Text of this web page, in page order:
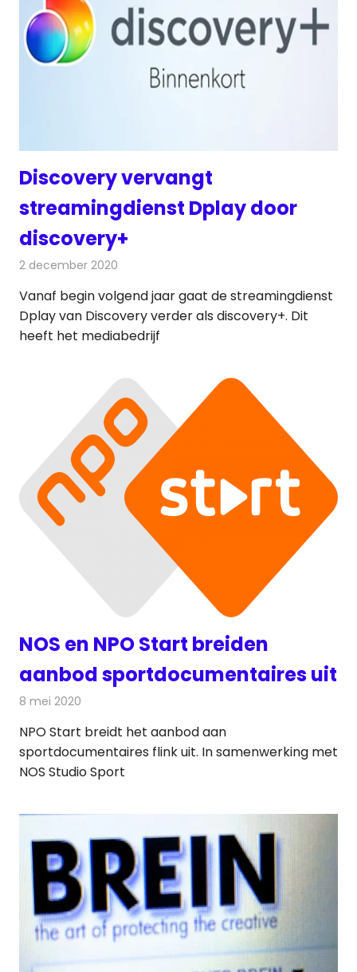
Discovery vervangt
streamingdienst Dplay door
discovery+
2 december 2020
Vanaf begin volgend jaar gaat de streamingdienst
Dplay van Discovery verder als discovery+. Dit
heeft het mediabedrijf
NOS en NPO Start breiden
aanbod sportdocumentaires uit
8 mei 2020
NPO Start breidt het aanbod aan
sportdocumentaires flink uit. In samenwerking met
NOS Studio Sport